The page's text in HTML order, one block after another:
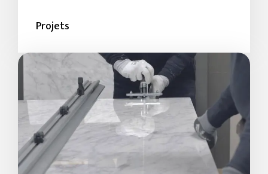
Projets